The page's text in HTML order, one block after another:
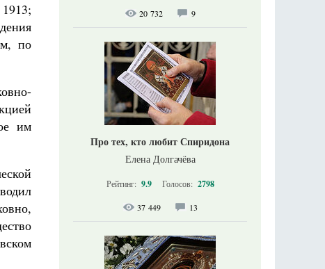
по
им
20 732 9
Про тех, кто любит Спиридона
Елена Долгачёва
Рейтинг: 9.9 Голосов: 2798
37 449 13